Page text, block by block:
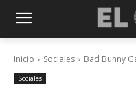
Inicio Sociales Bad Bunny
Sociales